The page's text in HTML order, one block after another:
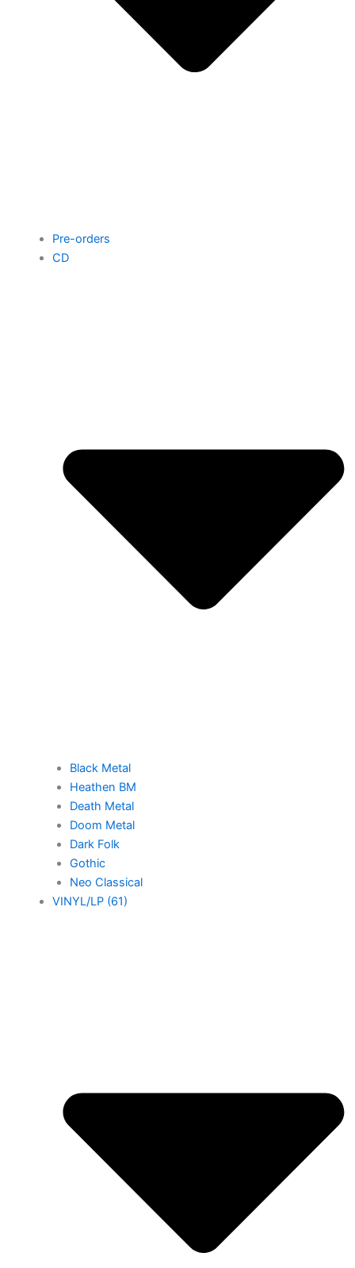
Pre-orders
CD
Black Metal
Heathen BM
Death Metal
Doom Metal
Dark Folk
Gothic
Neo Classical
VINYL/LP (61)